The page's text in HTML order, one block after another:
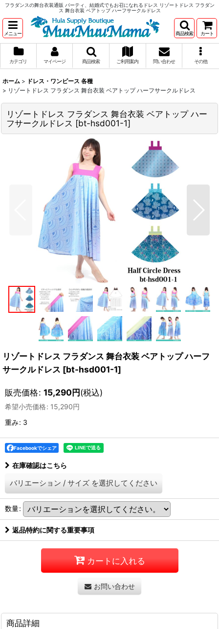
フラダンスの舞台衣装通販 パーティ、結婚式でもお召になれるドレス リゾートドレス フラダン
ス 舞台衣装 ベアトップ ハーフサークルドレス
メニュー 商品検索 カート
カテゴリ マイページ 商品検索 ご利用案内 問い合わせ その他
ホーム > ドレス・ワンピース 各種
> リゾートドレス フラダンス 舞台衣装 ベアトップ ハーフサークルドレス
リゾートドレス フラダンス 舞台衣装 ベアトップ ハー
フサークルドレス [bt-hsd001-1]
リゾートドレス フラダンス 舞台衣装 ベアトップ ハーフ
サークルドレス [bt-hsd001-1]
販売価格: 15,290円(税込)
希望小売価格: 15,290円
重み: 3
Facebookでシェア
在庫確認はこちら
バリエーション / サイズ を選択してください
数量:
返品特約に関する重要事項
カートに入れる
お問い合わせ
商品詳細